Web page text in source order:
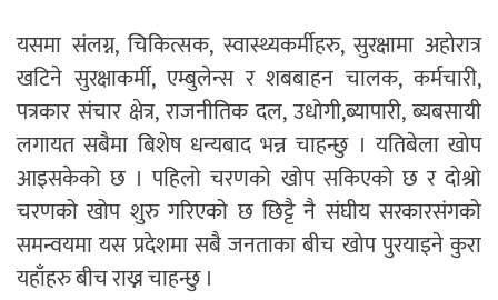
यसमा संलग्न, चिकित्सक, स्वास्थ्यकर्मीहरु, सुरक्षामा अहोरात्र
खटिने सुरक्षाकर्मी, एम्बुलेन्स र शबबाहन चालक, कर्मचारी,
पत्रकार संचार क्षेत्र, राजनीतिक दल, उधोगी,ब्यापारी, ब्यबसायी
लगायत सबैमा बिशेष धन्यबाद भन्न चाहन्छु । यतिबेला खोप
आइसकेको छ । पहिलो चरणको खोप सकिएको छ र दोश्रो
चरणको खोप शुरु गरिएको छ छिट्टै नै संघीय सरकारसंगको
समन्वयमा यस प्रदेशमा सबै जनताका बीच खोप पुरयाइने कुरा
यहाँहरु बीच राख्न चाहन्छु ।